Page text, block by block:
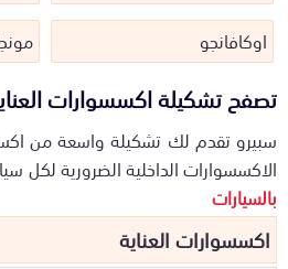
اوكافانجو
تصفح تشكيلة اكسسوارات
سبيرو تقدم لك تشكيلة واسعة من
الاكسسوارات الداخلية الضرورية لكل
بالسيارات
اكسسوارات العناية